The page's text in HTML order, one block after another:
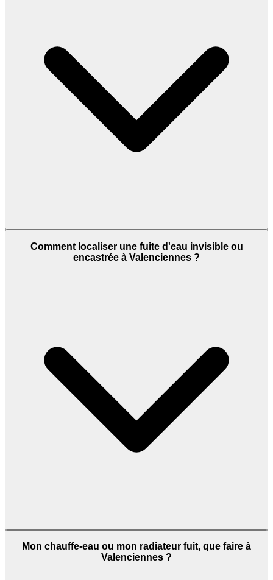
Comment localiser une fuite d'eau invisible ou
encastrée à Valenciennes ?
Mon chauffe-eau ou mon radiateur fuit, que faire à
Valenciennes ?